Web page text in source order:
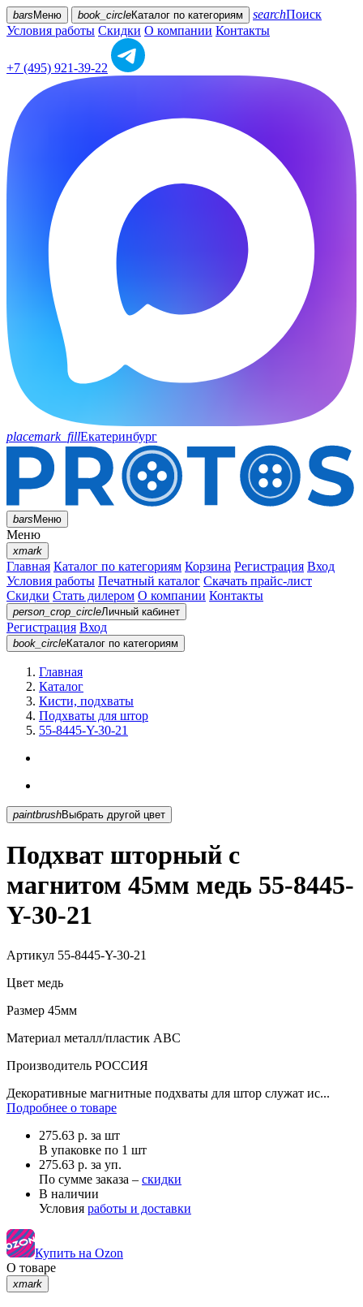
bars Меню book_circleКаталог по категориям searchПоиск
Условия работы Скидки О компании Контакты
+7 (495) 921-39-22
placemark_fillЕкатеринбург
barsМеню
Меню
xmark
Главная Каталог по категориям Корзина Регистрация Вход
Условия работы Печатный каталог Скачать прайс-лист
Скидки Стать дилером О компании Контакты
person_crop_circleЛичный кабинет
Регистрация Вход
book_circleКаталог по категориям
Главная
Каталог
Кисти, подхваты
Подхваты для штор
55-8445-Y-30-21
paintbrush Выбрать другой цвет
Подхват шторный с
магнитом 45мм медь 55-8445-
Y-30-21
Артикул 55-8445-Y-30-21
Цвет медь
Размер 45мм
Материал металл/пластик АВС
Производитель РОССИЯ
Декоративные магнитные подхваты для штор служат ис...
Подробнее о товаре
275.63 р. за шт
В упаковке по 1 шт
275.63 р. за уп.
По сумме заказа – скидки
В наличии
Условия работы и доставки
Купить на Ozon
О товаре
xmark